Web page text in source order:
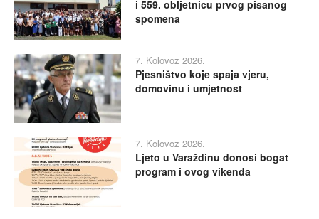
i 559. obljetnicu prvog pisanog
spomena
7. Kolovoz 2026.
Pjesništvo koje spaja vjeru,
domovinu i umjetnost
7. Kolovoz 2026.
Ljeto u Varaždinu donosi bogat
program i ovog vikenda